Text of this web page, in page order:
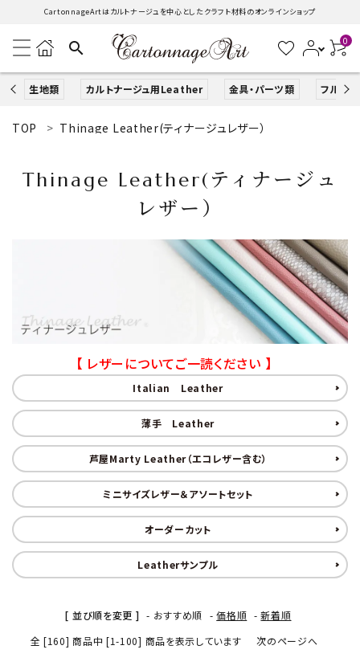
CartonnageArtはカルトナージュを中心としたクラフト材料のオンラインショップ
search 0
生地類 カルトナージュ用Leather 金具・パーツ類 フルキッ
search
ACCOUNT MENU
新規会員登録
カルトナージュLeather用
金具・パーツ類
フルキット
デコレーション材料
道具類
基本材料
コンテンツ
TOP Thinage Leather(ティナージュレザー）
Thinage Leather(ティナージュ
レザー）
【 レザーについてご一読ください 】
Italian Leather
薄手 Leather
芦屋Marty Leather（エコレザー含む）
ミニサイズレザー＆アソートセット
オーダーカット
Leatherサンプル
[ 並び順を変更 ] - おすすめ順 -価格順 -新着順
全 [160] 商品中 [1-100] 商品を表示しています
次のページへ